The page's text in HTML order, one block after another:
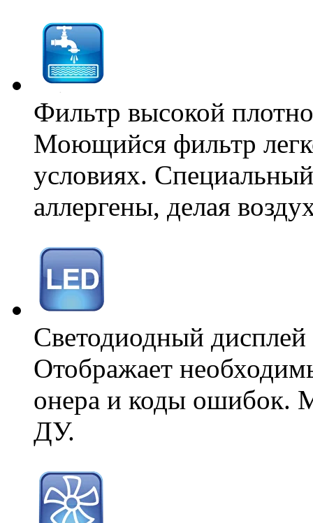
Фильтр высокой
Моющийся фильтр
условиях.
аллергены, делая
Светодиодный дисплей
Отображает
онера и коды ошибок.
ДУ.